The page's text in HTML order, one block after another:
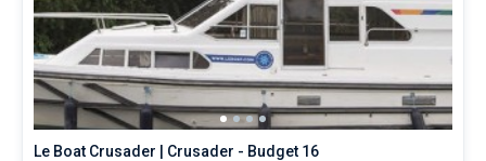
Le Boat Crusader | Crusader - Budget 16